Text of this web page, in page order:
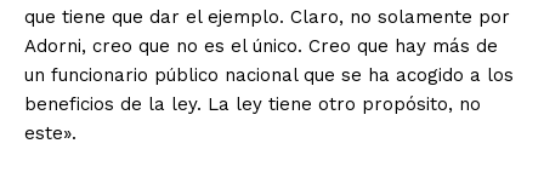
que tiene que dar el ejemplo. Claro, no solamente por
Adorni, creo que no es el único. Creo que hay más de
un funcionario público nacional que se ha acogido a los
beneficios de la ley. La ley tiene otro propósito, no
este».